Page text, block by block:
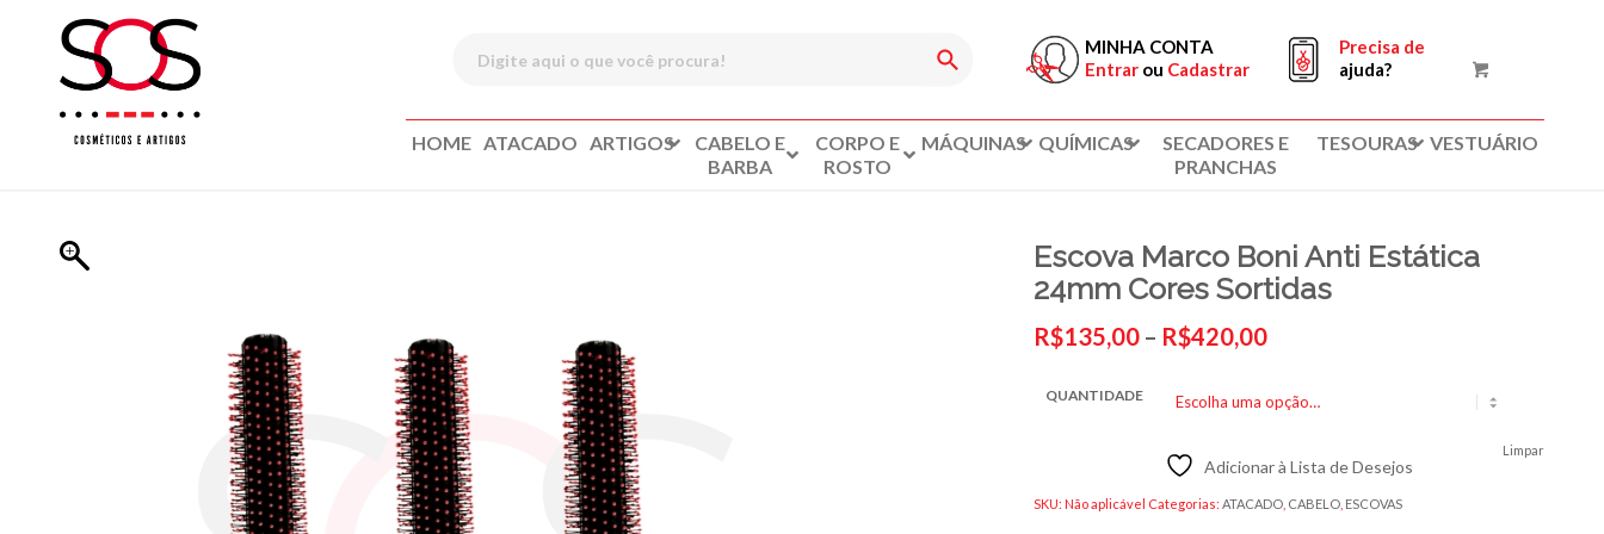
MINHA CONTA
Entrar ou Cadastrar
Precisa de
ajuda?
HOME ATACADO ARTIGOS
CABELO E
BARBA
CORPO E
ROSTO
MÁQUINAS QUÍMICAS
SECADORES E
PRANCHAS
TESOURAS VESTUÁRIO
Escova Marco Boni Anti Estática
24mm Cores Sortidas
R$135,00 – R$420,00Faixa
preço:
R$420,00
QUANTIDADE
Limpar
Adicionar à Lista de Desejos
SKU: Não aplicável Categorias:ATACADO CABELO ESCOVAS